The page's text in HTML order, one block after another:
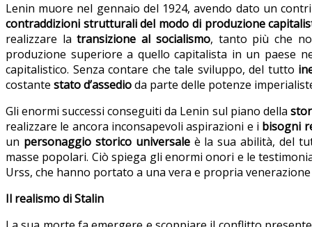
Lenin muore nel gennaio del 1924, avendo dato un
contraddizioni strutturali del modo di produzione
realizzare latransizione al socialismo, tanto più che
produzione superiore a quello capitalista in un paese
capitalistico. Senza contare che tale sviluppo, del tutto
costante stato d’assedioda parte delle potenze
Gli enormi successi conseguiti da Lenin sul piano della
realizzare le ancora inconsapevoli aspirazioni e i bisogni
un personaggio storico universaleè la sua abilità, del
masse popolari. Ciò spiega gli enormi onori e le
Urss, che hanno portato a una vera e propria
Il realismo di Stalin